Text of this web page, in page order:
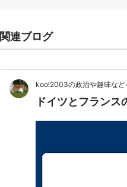
関連ブログ
kool2003の政治や趣味な
ドイツとフランス